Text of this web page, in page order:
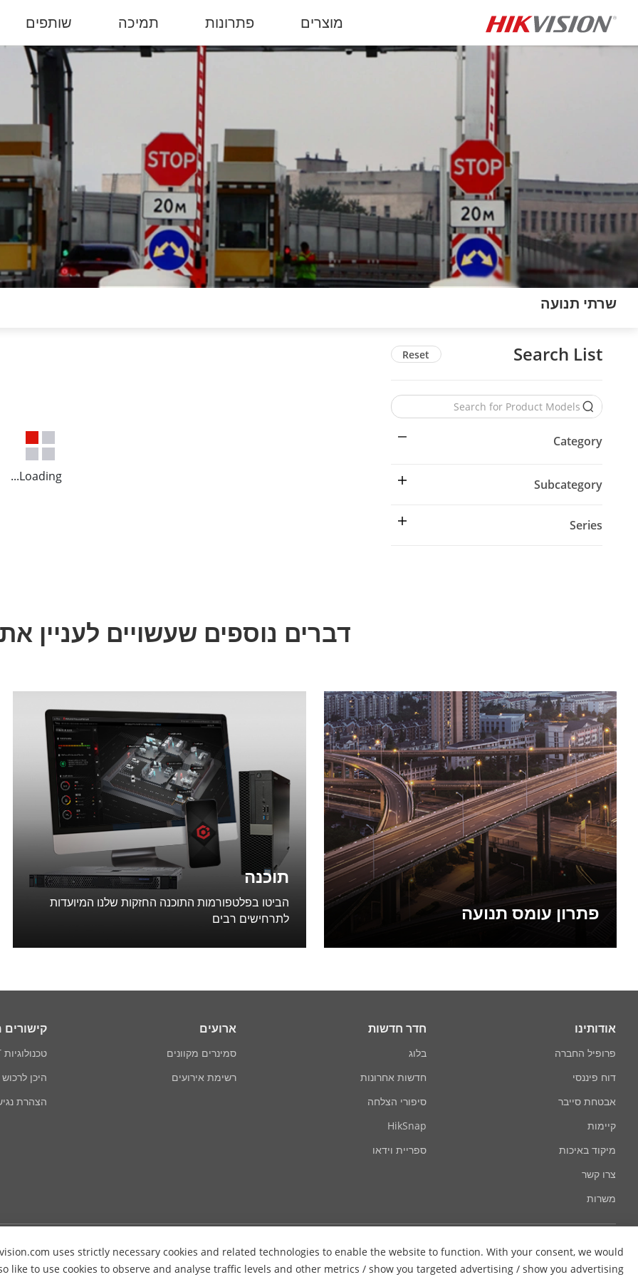
מוצרים פתרונות תמיכה שותפים
שרתי תנועה
Search List
Reset
Category
Subcategory
Series
Loading...
דברים נוספים שעשויים לעניין
פתרון עומס תנועה
תוכנה
הביטו בפלטפורמות התוכנה החזקות שלנו המיועדות
לתרחישים רבים
uses strictly necessary cookies and related technologies to enable the website to function. With your consent, we would
like to use cookies to observe and analyse traffic levels and other metrics / show you targeted advertising / show you advertising
אודותינו
פרופיל החברה
דוח פיננסי
אבטחת סייבר
קיימות
מיקוד באיכות
צרו קשר
משרות
חדר חדשות
בלוג
חדשות אחרונות
סיפורי הצלחה
HikSnap
ספריית וידאו
ארועים
סמינרים מקוונים
רשימת אירועים
קישורים
טכנולוגיות AIoT
היכן לרכוש
הצהרת